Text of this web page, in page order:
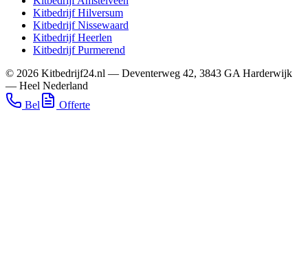
KitbedrijfHilversum
KitbedrijfNissewaard
KitbedrijfHeerlen
KitbedrijfPurmerend
© 2026 Kitbedrijf24.nl — Deventerweg 42, 3843 GA Harderwijk
— Heel Nederland
Bel
Offerte